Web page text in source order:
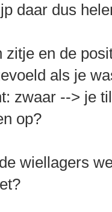
daar dus
zitje en de
als je
zwaar --> je
op?
wiellagers